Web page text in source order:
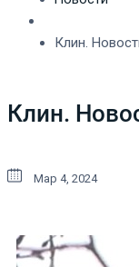
Клин.
Клин.
Мар 4, 2024